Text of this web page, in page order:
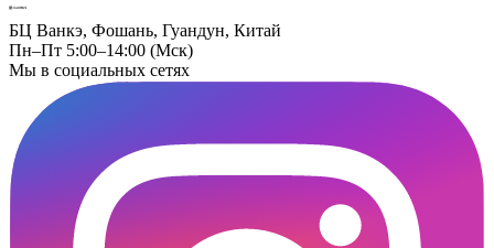
БЦ Ванкэ, Фошань, Гуандун, Китай
Пн–Пт 5:00–14:00 (Мск)
Мы в социальных сетях